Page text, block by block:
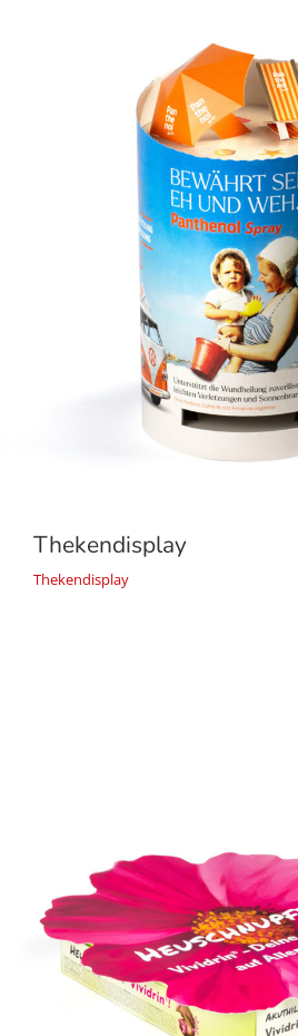
Thekendisplay
Thekendisplay